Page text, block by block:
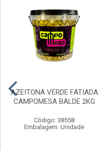
AZEITONA VERDE FATIADA
CAMPOMESA BALDE 2KG
Código: 38558
Embalagem: Unidade